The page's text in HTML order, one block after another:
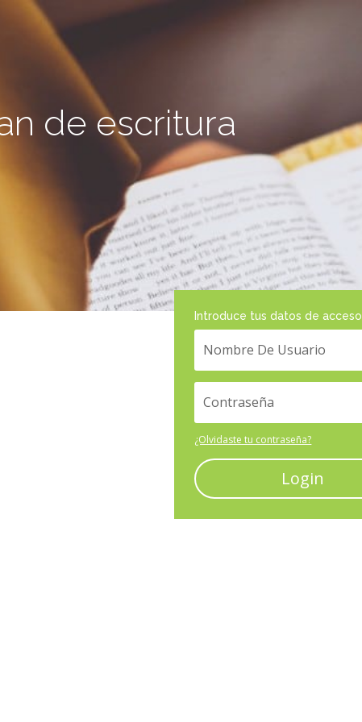
de escritura
Introduce tus datos de acceso
¿Olvidaste tu contraseña?
Login